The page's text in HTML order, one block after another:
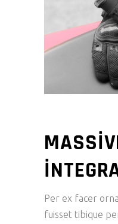
Per ex facer
fuisset tibique